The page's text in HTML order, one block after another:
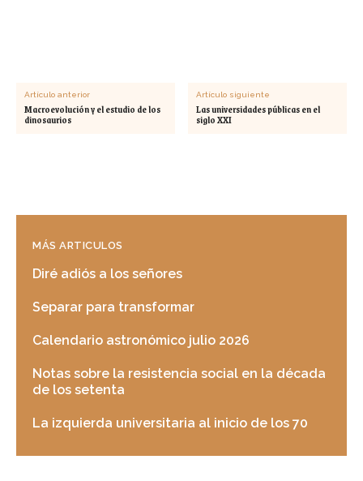
Artículo anterior
Macroevolución y el estudio de los
dinosaurios
Artículo siguiente
Las universidades públicas en el
siglo XXI
MÁS ARTICULOS
Diré adiós a los señores
Separar para transformar
Calendario astronómico julio 2026
Notas sobre la resistencia social en la década
de los setenta
La izquierda universitaria al inicio de los 70